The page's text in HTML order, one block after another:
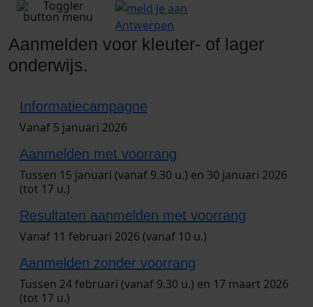
Aanmelden voor kleuter- of lager
onderwijs.
Informatiecampagne
Vanaf 5 januari 2026
Aanmelden met voorrang
Tussen 15 januari (vanaf 9.30 u.) en 30 januari 2026
(tot 17 u.)
Resultaten aanmelden met voorrang
Vanaf 11 februari 2026 (vanaf 10 u.)
Aanmelden zonder voorrang
Tussen 24 februari (vanaf 9.30 u.) en 17 maart 2026
(tot 17 u.)